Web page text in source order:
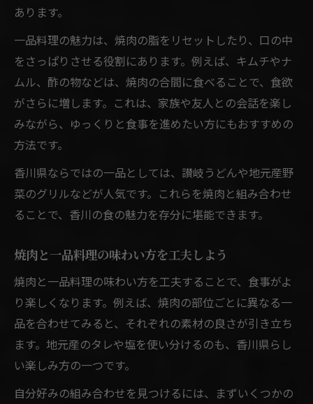
あります。
一品料理の魅力は、焼肉の脂をリセットしたり、口の中
をさっぱりさせる役割にあります。例えば、キムチやナ
ムル、酢の物などは、焼肉の合間に食べることで、食欲
がさらに増します。これは、家族や友人との会話を楽し
みながら、ゆっくりと食事を進めたい方にもおすすめの
方法です。
香川県ならではの一品としては、讃岐うどんや地元産野
菜のグリルなどが人気です。これらを焼肉と組み合わせ
ることで、香川の食の魅力を存分に堪能できます。
焼肉と一品料理の味わい方を工夫しよう
焼肉と一品料理の味わい方を工夫することで、食事がよ
り楽しくなります。例えば、焼肉の部位ごとに異なる一
品を合わせてみると、それぞれの素材の良さが引き立ち
ます。地元産のタレや塩を使い分けるのも、香川県らし
い楽しみ方の一つです。
自分好みの組み合わせを見つけるには、まずいくつかの